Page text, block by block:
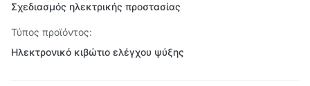
Σχεδιασμός ηλεκτρικής προστασίας
Τύπος προϊόντος:
Ηλεκτρονικό κιβώτιο ελέγχου ψύξης